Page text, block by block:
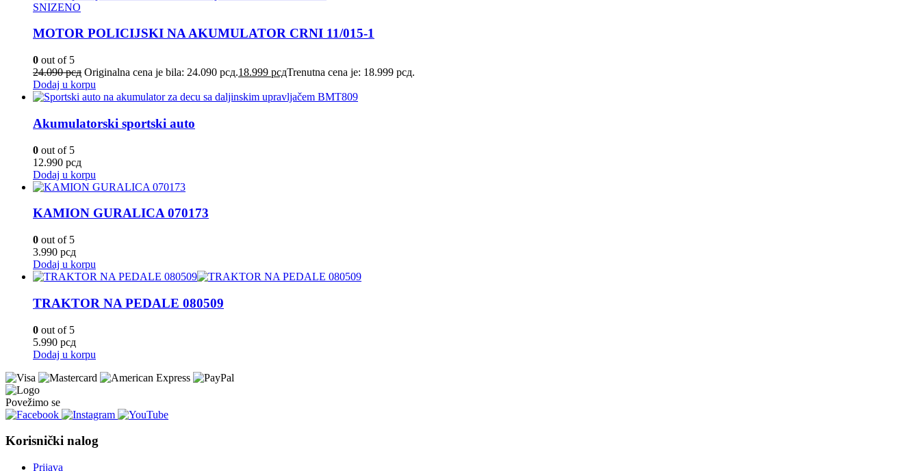
SNIZENO
MOTOR POLICIJSKI NA AKUMULATOR CRNI 11/015-1
0 out of 5
24.090рсд Originalna cena je bila: 24.090 рсд.18.999 рсдTrenutna cena je: 18.999 рсд.
Dodaj u korpu
Akumulatorski sportski auto
0 out of 5
12.990 рсд
Dodaj u korpu
KAMION GURALICA 070173
0 out of 5
3.990 рсд
Dodaj u korpu
TRAKTOR NA PEDALE 080509
0 out of 5
5.990 рсд
Dodaj u korpu
Povežimo se
Korisnički nalog
Prijava